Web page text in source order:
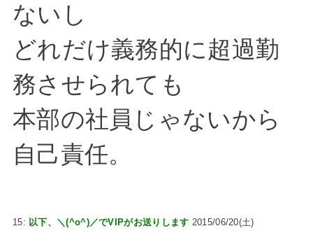
ないし
どれだけ義務的に超過勤
務させられても
本部の社員じゃないから
自己責任。
15: 以下、＼(^o^)／でVIPがお送りします 2015/06/20(土)